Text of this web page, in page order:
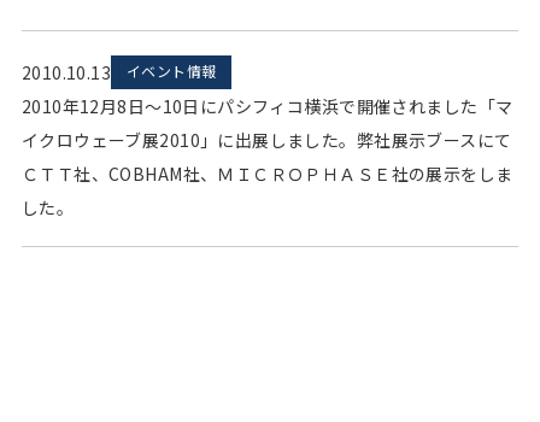
2010.10.13 イベント情報
2010年12月8日～10日にパシフィコ横浜で開催されました「マ
イクロウェーブ展2010」に出展しました。弊社展示ブースにて
ＣＴＴ社、COBHAM社、ＭＩＣＲＯＰＨＡＳＥ社の展示をしま
した。